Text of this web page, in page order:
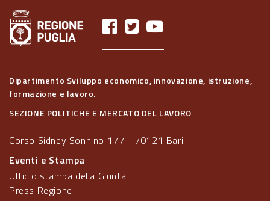
Dipartimento Sviluppo economico, innovazione, istruzione,
formazione e lavoro.
SEZIONE POLITICHE E MERCATO DEL LAVORO
Corso Sidney Sonnino 177 - 70121 Bari
Eventi e Stampa
Ufficio stampa della Giunta
Press Regione